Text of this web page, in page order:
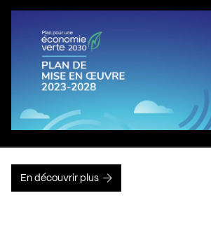
En découvrir plus